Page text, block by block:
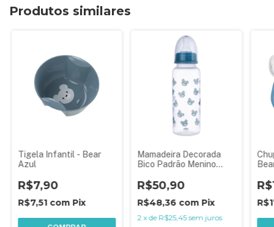
Produtos similares
Tigela Infantil - Bear
Azul
R$7,90
R$7,51 com Pix
Mamadeira Decorada
Bico Padrão Menino
R$50,90
R$48,36 com Pix
2 xde R$25,45 sem juros